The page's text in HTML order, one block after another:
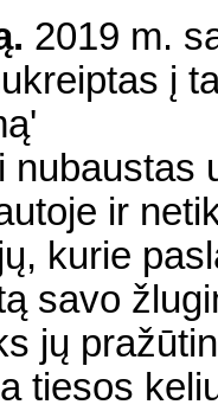
2019 m.
į
nubaustas
ir
kurie
savo
jų
tiesos